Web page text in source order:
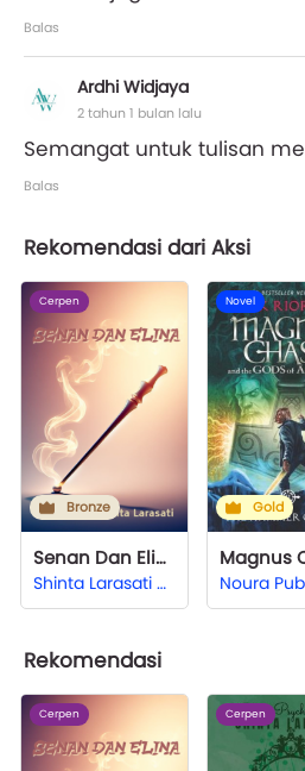
Balas
Ardhi Widjaya
2 tahun 1 bulan lalu
Semangat untuk tulisan
Balas
Rekomendasi dari Aksi
Cerpen
Bronze
Senan Dan Elina
Shinta Larasati Hardjono
Novel
Gold
Noura
Rekomendasi
Cerpen Cerpen